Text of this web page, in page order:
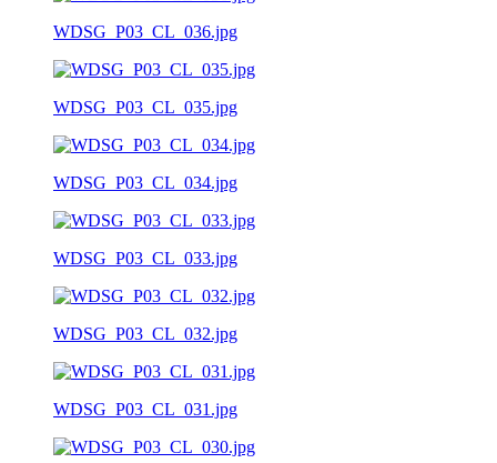
WDSG_P03_CL_036.jpg
WDSG_P03_CL_035.jpg
WDSG_P03_CL_034.jpg
WDSG_P03_CL_033.jpg
WDSG_P03_CL_032.jpg
WDSG_P03_CL_031.jpg